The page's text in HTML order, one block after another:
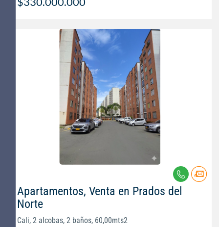
Apartamentos, Venta en Prados del
Norte
Cali, 2 alcobas, 2 baños, 60,00mts2